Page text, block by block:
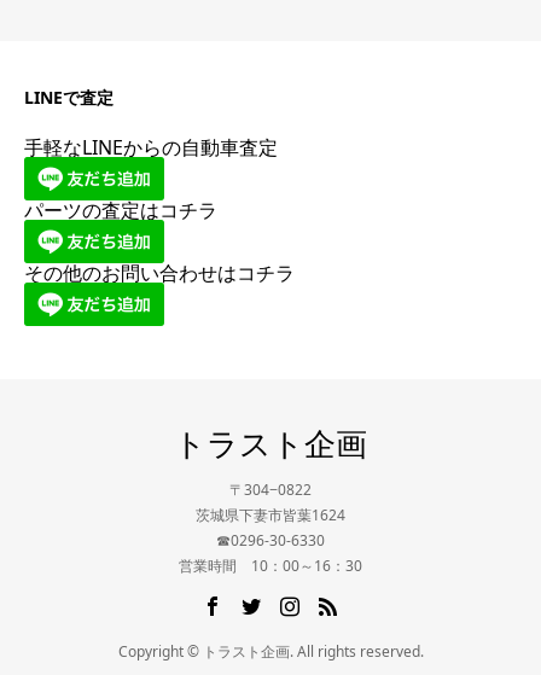
LINEで査定
手軽なLINEからの自動車査定
パーツの査定はコチラ
その他のお問い合わせはコチラ
トラスト企画
〒304−0822
茨城県下妻市皆葉1624
☎0296-30-6330
営業時間 10：00～16：30
Copyright © トラスト企画. All rights reserved.